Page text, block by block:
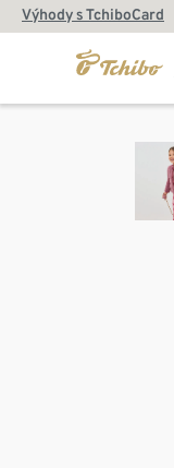
Výhody s TchiboCard